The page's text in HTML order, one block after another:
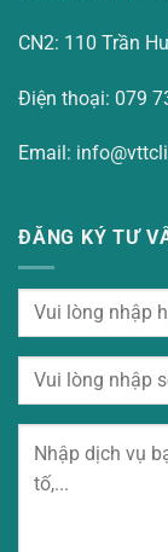
CN2: 110 Trần
Điện thoại: 079
Email:
ĐĂNG KÝ TƯ